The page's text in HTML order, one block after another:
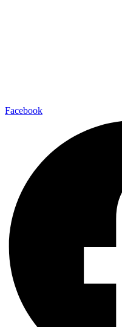
Facebook